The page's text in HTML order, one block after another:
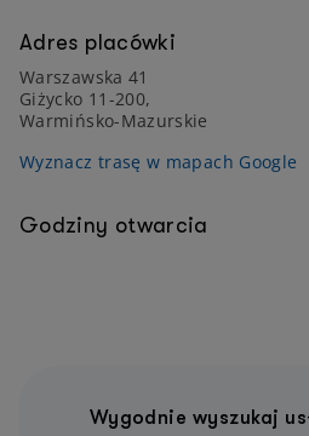
Adres placówki
Warszawska 41
Giżycko 11-200,
Warmińsko-Mazurskie
Wyznacz trasę w mapach Google
Godziny otwarcia
Wygodnie wyszukaj